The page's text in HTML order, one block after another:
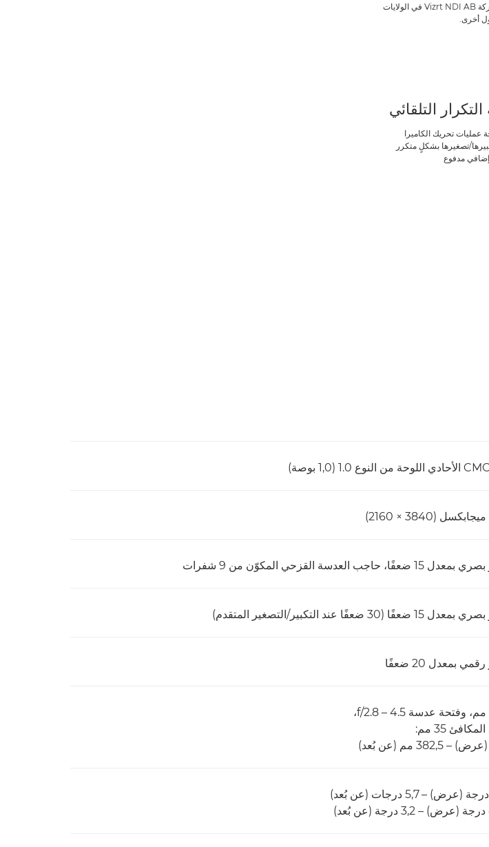
مسجلة لشركة Vizrt NDI AB في الولايات
أخرى.
التلقائي
عمليات تحريك الكاميرا
تصغيرها بشكلٍ متكرر
مدفوع
العدسة القزحي المكوّن من 9 شفرات
ضعفًا عند التكبير/التصغير المتقدم)
بمعدل 20 ضعفًا
35 مم: